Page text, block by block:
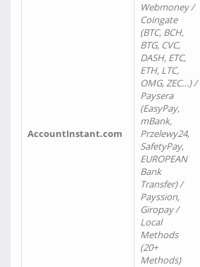
AccountInstant.com
Webmoney /
Coingate
(BTC, BCH,
BTG, CVC,
DASH, ETC,
ETH, LTC,
OMG, ZEC…) /
Paysera
(EasyPay,
mBank,
Przelewy24,
SafetyPay,
EUROPEAN
Bank
Transfer) /
Payssion,
Giropay /
Local
Methods
(20+
Methods)